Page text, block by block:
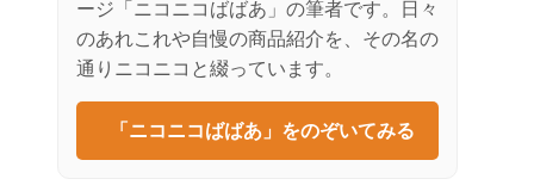
ージ「ニコニコばばあ」の筆者です。日々
のあれこれや自慢の商品紹介を、その名の
通りニコニコと綴っています。
「ニコニコばばあ」をのぞいてみる